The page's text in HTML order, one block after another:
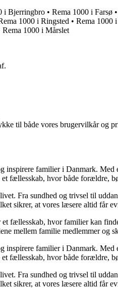
i Bjerringbro • Rema 1000 i Farsø •
1000 i Ringsted • Rema 1000
Rema 1000 i Mårslet
til både vores brugervilkår
inspirere familier i Danmark.
fællesskab, hvor både forældre,
Fra sundhed og trivsel til
sikrer, at vores læsere altid får
fællesskab, hvor familier kan
mellem familie medlemmer og
inspirere familier i Danmark.
fællesskab, hvor både forældre,
Fra sundhed og trivsel til
sikrer, at vores læsere altid får